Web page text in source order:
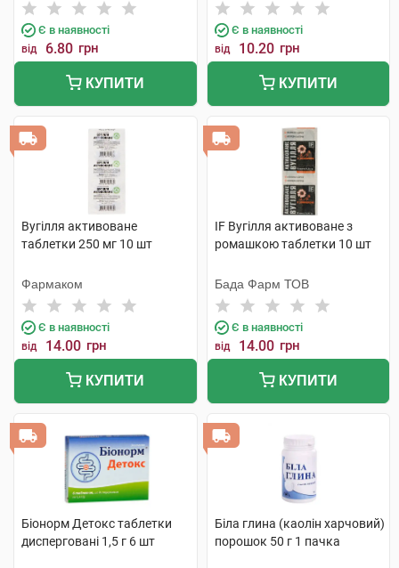
Є в наявності
від 6.80 грн
КУПИТИ
Є в наявності
від 10.20 грн
КУПИТИ
Вугілля активоване
таблетки 250 мг 10 шт
Фармаком
Є в наявності
від 14.00 грн
КУПИТИ
IF Вугілля активоване з
ромашкою таблетки 10 шт
Бада Фарм ТОВ
Є в наявності
від 14.00 грн
КУПИТИ
Біонорм Детокс таблетки
дисперговані 1,5 г 6 шт
Біла глина (каолін харчовий)
порошок 50 г 1 пачка